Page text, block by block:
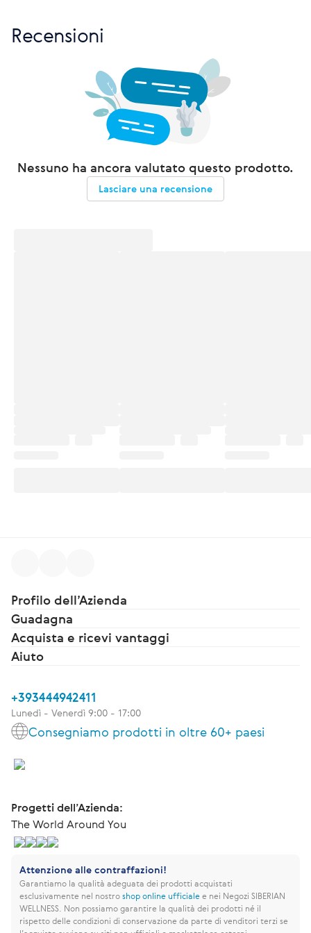
Recensioni
Nessuno ha ancora valutato questo prodotto.
Lasciare una recensione
Profilo dell’Azienda
Guadagna
Acquista e ricevi vantaggi
Aiuto
+393444942411
Lunedì - Venerdì 9:00 - 17:00
Consegniamo prodotti in oltre 60+ paesi
Progetti dell’Azienda:
The World Around You
Attenzione alle contraffazioni!
Garantiamo la qualità adeguata dei prodotti acquistati
esclusivamente nel nostroshop online ufficialee nei Negozi SIBERIAN
WELLNESS. Non possiamo garantire la qualità dei prodotti né il
rispetto delle condizioni di conservazione da parte di venditori terzi se